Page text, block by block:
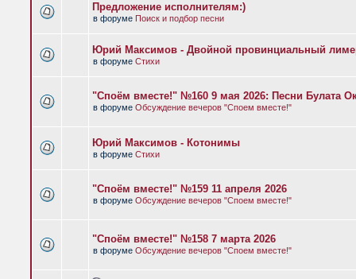
Предложение исполнителям:)
в форуме Поиск и подбор песни
Юрий Максимов - Двойной провинциальный
в форуме Стихи
"Споём вместе!" №160 9 мая 2026: Песни Булата
в форуме Обсуждение вечеров "Споем вместе!"
Юрий Максимов - Котонимы
в форуме Стихи
"Споём вместе!" №159 11 апреля 2026
в форуме Обсуждение вечеров "Споем вместе!"
"Споём вместе!" №158 7 марта 2026
в форуме Обсуждение вечеров "Споем вместе!"